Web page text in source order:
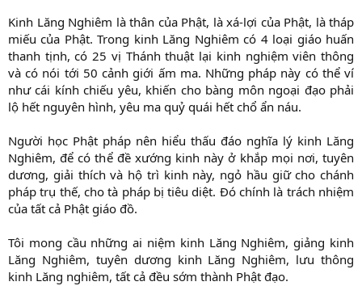
Kinh Lăng Nghiêm là thân của Phật, là xá-lợi của Phật, là tháp
miếu của Phật. Trong kinh Lăng Nghiêm có 4 loại giáo huấn
thanh tịnh, có 25 vị Thánh thuật lại kinh nghiệm viên thông
và có nói tới 50 cảnh giới ấm ma. Những pháp này có thể ví
như cái kính chiếu yêu, khiến cho bàng môn ngoại đạo phải
lộ hết nguyên hình, yêu ma quỷ quái hết chổ ẩn náu.
Người học Phật pháp nên hiểu thấu đáo nghĩa lý kinh Lăng
Nghiêm, để có thể đề xướng kinh này ở khắp mọi nơi, tuyên
dương, giải thích và hộ trì kinh này, ngỏ hầu giữ cho chánh
pháp trụ thế, cho tà pháp bị tiêu diệt. Ðó chính là trách nhiệm
của tất cả Phật giáo đồ.
Tôi mong cầu những ai niệm kinh Lăng Nghiêm, giảng kinh
Lăng Nghiêm, tuyên dương kinh Lăng Nghiêm, lưu thông
kinh Lăng nghiêm, tất cả đều sớm thành Phật đạo.